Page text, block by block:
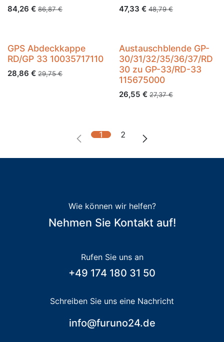
84,26 € 86,87€ 47,33 € 48,79€
GPS Abdeckkappe
RD/GP 33 10035717110
28,86 € 29,75€
Austauschblende GP-
30/31/32/35/36/37/RD
30 zu GP-33/RD-33
115675000
26,55 € 27,37€
1 2
Wie können wir helfen?
Nehmen Sie Kontakt auf!
Rufen Sie uns an
+49 174 180 31 50
Schreiben Sie uns eine Nachricht
info@furuno24.de